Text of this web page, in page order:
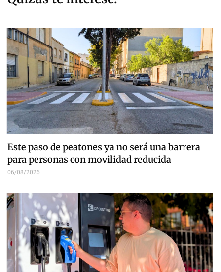
Este paso de peatones ya no será una barrera
para personas con movilidad reducida
06/08/2026